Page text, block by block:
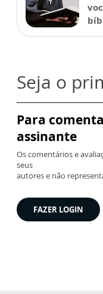
Seja o
Para
assinante
Os comentários e
seus
autores e não
FAZER LOGIN